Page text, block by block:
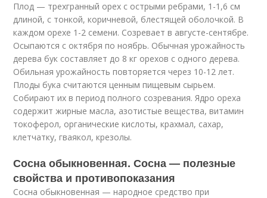
Плод — трехгранный орех с острыми ребрами, 1-1,6 см
длиной, с тонкой, коричневой, блестящей оболочкой. В
каждом орехе 1-2 семени. Созревает в августе-сентябре.
Осыпаются с октября по ноябрь. Обычная урожайность
дерева бук составляет до 8 кг орехов с одного дерева.
Обильная урожайность повторяется через 10-12 лет.
Плоды бука считаются ценным пищевым сырьем.
Собирают их в период полного созревания. Ядро ореха
содержит жирные масла, азотистые вещества, витамин
токоферол, органические кислоты, крахмал, сахар,
клетчатку, гваякол, крезолы.
Сосна обыкновенная. Сосна — полезные
свойства и противопоказания
Сосна обыкновенная — народное средство при